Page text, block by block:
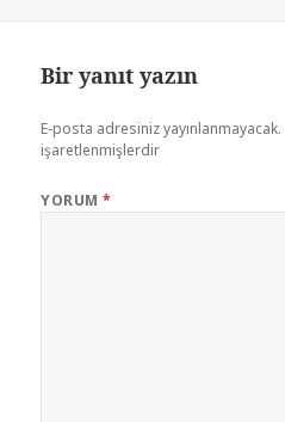
Bir yanıt yazın
E-posta adresiniz yayınlanmayacak.
işaretlenmişlerdir
YORUM*